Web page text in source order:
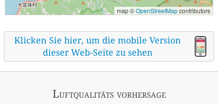
map ©OpenStreetMapcontributors
Klicken Sie hier, um die mobile Version
dieser Web-Seite zu sehen
Luftqualitäts vorhersage